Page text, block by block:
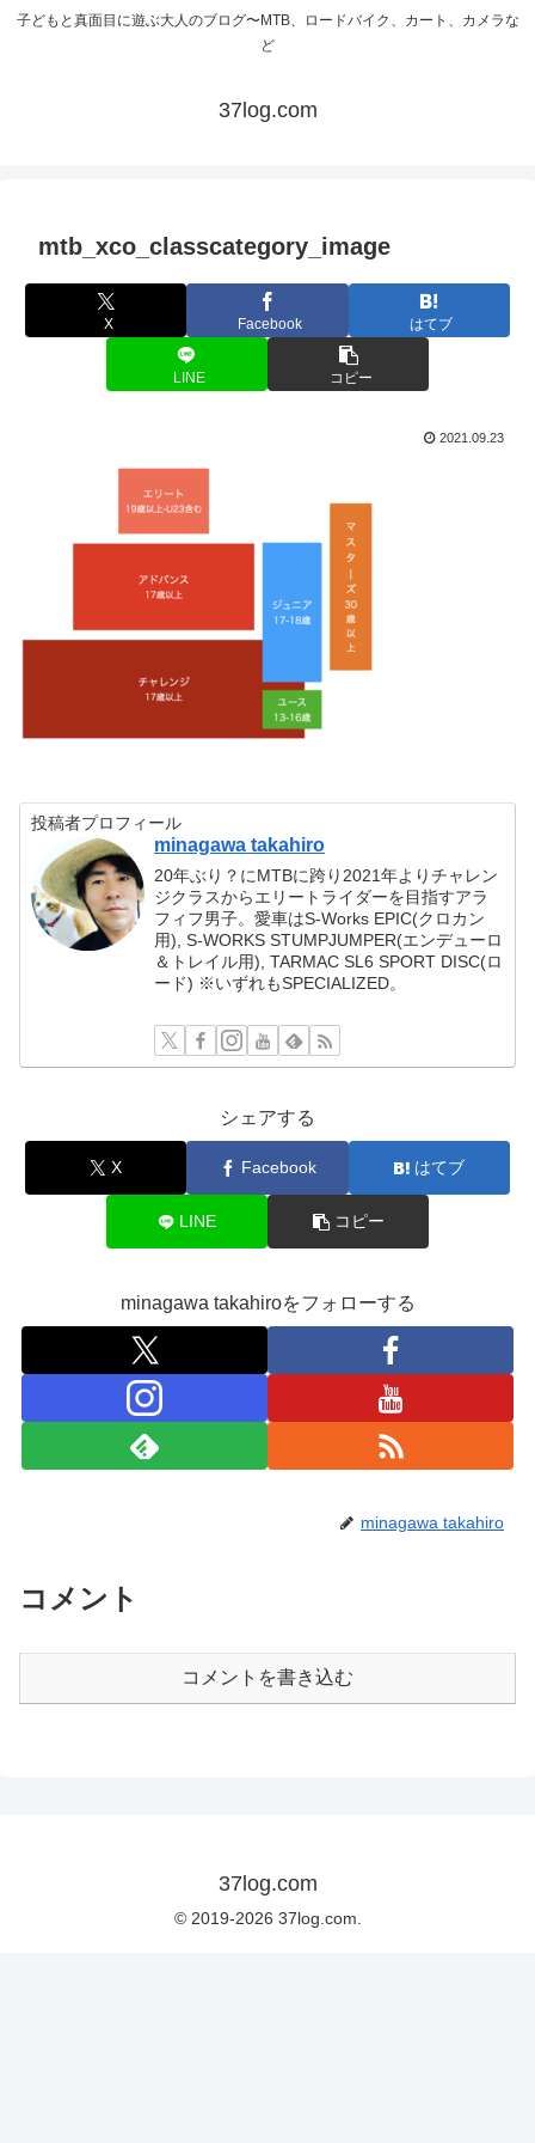
子どもと真面目に遊ぶ大人のブログ〜MTB、ロードバイク、カート、カメラな
ど
37log.com
mtb_xco_classcategory_image
X Facebook はてブ
LINE コピー
2021.09.23
投稿者プロフィール
minagawa takahiro
20年ぶり？にMTBに跨り2021年よりチャレン
ジクラスからエリートライダーを目指すアラ
フィフ男子。愛車はS-Works EPIC(クロカン
用), S-WORKS STUMPJUMPER(エンデューロ
＆トレイル用), TARMAC SL6 SPORT DISC(ロ
ード) ※いずれもSPECIALIZED。
シェアする
X Facebook はてブ
LINE コピー
minagawa takahiroをフォローする
minagawa takahiro
コメント
コメントを書き込む
37log.com
© 2019-2026 37log.com.